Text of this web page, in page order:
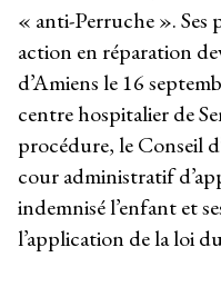
« anti-Perruche ».
action en réparation
d’Amiens le 16
centre hospitalier de
procédure, le Conseil
cour administratif
indemnisé l’enfant et
l’application de la loi